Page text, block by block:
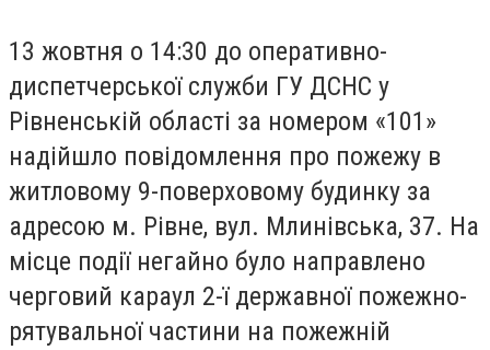
13 жовтня о 14:30 до оперативно-
диспетчерської служби ГУ ДСНС у
Рівненській області за номером «101»
надійшло повідомлення про пожежу в
житловому 9-поверховому будинку за
адресою м. Рівне, вул. Млинівська, 37. На
місце події негайно було направлено
черговий караул 2-ї державної пожежно-
рятувальної частини на пожежній